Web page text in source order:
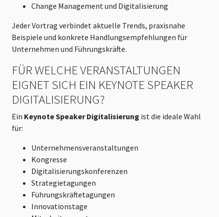
Change Management und Digitalisierung
Jeder Vortrag verbindet aktuelle Trends, praxisnahe
Beispiele und konkrete Handlungsempfehlungen für
Unternehmen und Führungskräfte.
FÜR WELCHE VERANSTALTUNGEN
EIGNET SICH EIN KEYNOTE SPEAKER
DIGITALISIERUNG?
Ein Keynote Speaker Digitalisierung ist die ideale Wahl
für:
Unternehmensveranstaltungen
Kongresse
Digitalisierungskonferenzen
Strategietagungen
Führungskräftetagungen
Innovationstage